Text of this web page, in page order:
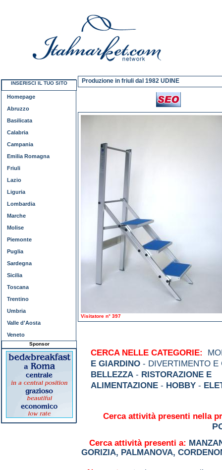
Produzione in friuli dal 1982 UDINE
Visitatore n° 397
CERCA NELLE CATEGORIE:
E GIARDINO - DIVERTIMENTO
BELLEZZA - RISTORAZIONE E
ALIMENTAZIONE - HOBBY -
Cerca attività presenti nella
Cerca attività presenti a:
GORIZIA, PALMANOVA,
INSERISCI IL TUO SITO
Homepage
Abruzzo
Basilicata
Calabria
Campania
Emilia Romagna
Friuli
Lazio
Liguria
Lombardia
Marche
Molise
Piemonte
Puglia
Sardegna
Sicilia
Toscana
Trentino
Umbria
Valle d'Aosta
Veneto
Sponsor